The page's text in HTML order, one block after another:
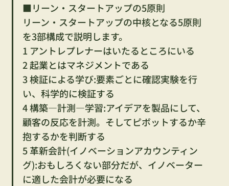
■リーン・スタートアップの5原則
リーン・スタートアップの中核となる5原則
を3部構成で説明します。
1 アントレプレナーはいたるところにいる
2 起業とはマネジメントである
3 検証による学び:要素ごとに確認実験を行
い、科学的に検証する
4 構築―計測―学習:アイデアを製品にして、
顧客の反応を計測。そしてピボットするか辛
抱するかを判断する
5 革新会計(イノベーションアカウンティン
グ):おもしろくない部分だが、イノベーター
に適した会計が必要になる